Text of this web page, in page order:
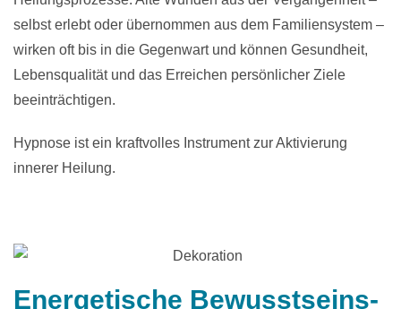
selbst erlebt oder übernommen aus dem Familiensystem –
wirken oft bis in die Gegenwart und können Gesundheit,
Lebensqualität und das Erreichen persönlicher Ziele
beeinträchtigen.
Hypnose ist ein kraftvolles Instrument zur Aktivierung
innerer Heilung.
Energetische Bewusstseins-